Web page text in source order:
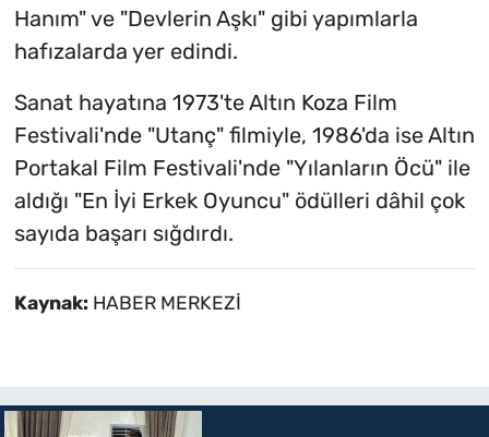
Hanım" ve "Devlerin Aşkı" gibi yapımlarla
hafızalarda yer edindi.
Sanat hayatına 1973'te Altın Koza Film
Festivali'nde "Utanç" filmiyle, 1986'da ise Altın
Portakal Film Festivali'nde "Yılanların Öcü" ile
aldığı "En İyi Erkek Oyuncu" ödülleri dâhil çok
sayıda başarı sığdırdı.
Kaynak: HABER MERKEZİ